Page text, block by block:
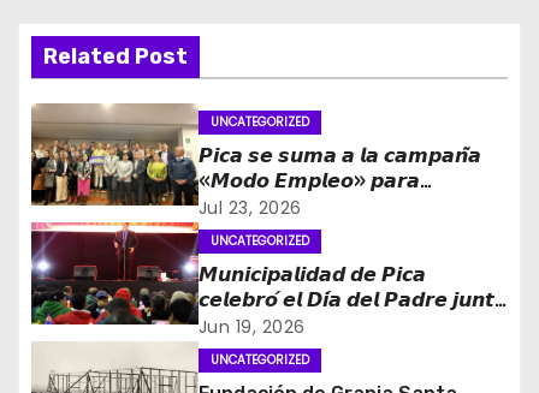
c
i
ó
n
d
e
e
n
Related Post
UNCATEGORIZED
𝙋𝙞𝙘𝙖 𝙨𝙚 𝙨𝙪𝙢𝙖 𝙖 𝙡𝙖 𝙘𝙖𝙢𝙥𝙖𝙣̃𝙖
«𝙈𝙤𝙙𝙤 𝙀𝙢𝙥𝙡𝙚𝙤» 𝙥𝙖𝙧𝙖
𝙛𝙤𝙧𝙩𝙖𝙡𝙚𝙘𝙚𝙧 𝙡𝙖 𝙜𝙚𝙣𝙚𝙧𝙖𝙘𝙞𝙤́𝙣 𝙙𝙚
𝙤𝙥𝙤𝙧𝙩𝙪𝙣𝙞𝙙𝙖𝙙𝙚𝙨 𝙡𝙖𝙗𝙤𝙧𝙖𝙡𝙚𝙨 𝙚𝙣
𝙏𝙖𝙧𝙖𝙥𝙖𝙘𝙖́
Jul 23, 2026
UNCATEGORIZED
𝙈𝙪𝙣𝙞𝙘𝙞𝙥𝙖𝙡𝙞𝙙𝙖𝙙 𝙙𝙚 𝙋𝙞𝙘𝙖
𝙘𝙚𝙡𝙚𝙗𝙧𝙤́ 𝙚𝙡 𝘿𝙞́𝙖 𝙙𝙚𝙡 𝙋𝙖𝙙𝙧𝙚 𝙟𝙪𝙣𝙩𝙤
𝙖 𝙘𝙞𝙚𝙣𝙩𝙤𝙨 𝙙𝙚 𝙫𝙚𝙘𝙞𝙣𝙤𝙨
Jun 19, 2026
UNCATEGORIZED